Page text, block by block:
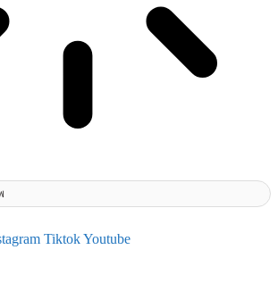
TiktokYoutube